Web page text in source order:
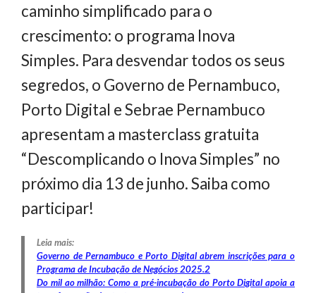
caminho simplificado para o
crescimento: o programa Inova
Simples. Para desvendar todos os seus
segredos, o Governo de Pernambuco,
Porto Digital e Sebrae Pernambuco
apresentam a masterclass gratuita
“Descomplicando o Inova Simples” no
próximo dia 13 de junho. Saiba como
participar!
Leia mais:
Governo de Pernambuco e Porto Digital abrem inscrições para o
Programa de Incubação de Negócios 2025.2
Do mil ao milhão: Como a pré-incubação do Porto Digital apoia a